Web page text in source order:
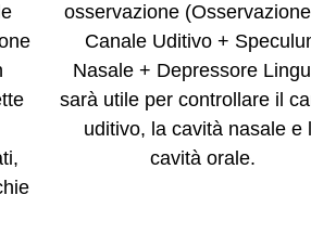
osservazione
Canale Uditivo +
Nasale + Depressore
sarà utile per controllare il
uditivo, la cavità nasale e
cavità orale.